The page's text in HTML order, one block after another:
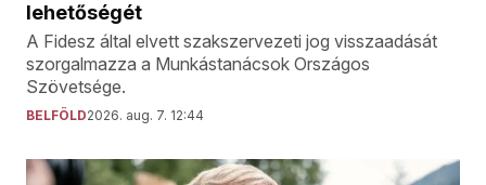
lehetőségét
A Fidesz által elvett szakszervezeti jog visszaadását
szorgalmazza a Munkástanácsok Országos
Szövetsége.
BELFÖLD2026. aug. 7. 12:44